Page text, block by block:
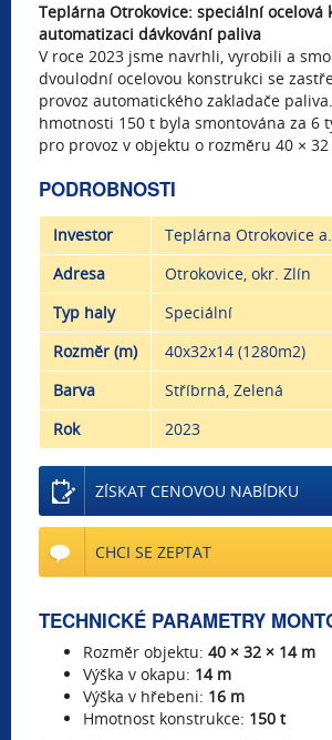
Teplárna Otrokovice: speciální ocelová
automatizaci dávkování paliva
V roce 2023 jsme navrhli, vyrobili a
dvoulodní ocelovou konstrukci se
provoz automatického zakladače
hmotnosti 150 t byla smontována za 6
pro provoz v objektu o rozměru 40 × 32
PODROBNOSTI
Investor
Teplárna Otrokovice
Adresa
Otrokovice, okr. Zlín
Typ haly
Speciální
Rozměr (m)
40x32x14 (1280m2)
Barva
Stříbrná, Zelená
Rok
2023
ZÍSKAT CENOVOU NABÍDKU
CHCI SE ZEPTAT
TECHNICKÉ PARAMETRY
Rozměr objektu: 40 × 32 × 14 m
Výška v okapu: 14 m
Výška v hřebeni: 16 m
Hmotnost konstrukce: 150 t